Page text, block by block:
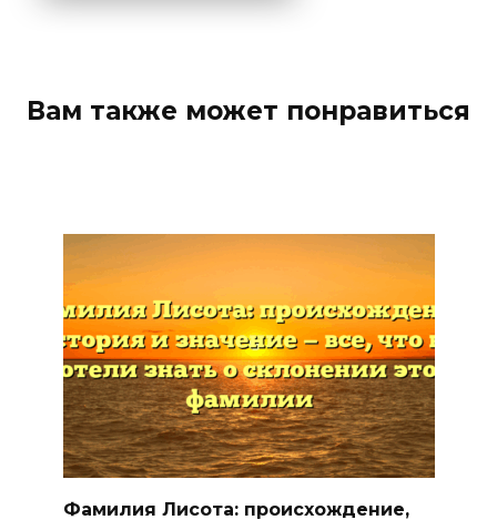
Вам также может понравиться
Фамилия Лисота: происхождение,